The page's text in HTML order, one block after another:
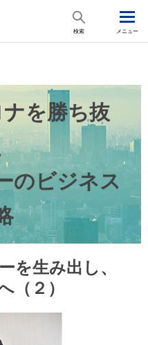
検索 メニュー
を勝ち抜
のビジネス
を生み出し、
（２）